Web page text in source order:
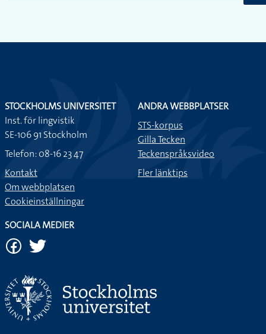
STOCKHOLMS UNIVERSITET
Inst. för lingvistik
SE-106 91 Stockholm
Telefon: 08-16 23 47
Kontakt
Om webbplatsen
Cookieinställningar
ANDRA WEBBPLATSER
STS-korpus
Gilla Tecken
Teckenspråksvideo
Fler länktips
SOCIALA MEDIER